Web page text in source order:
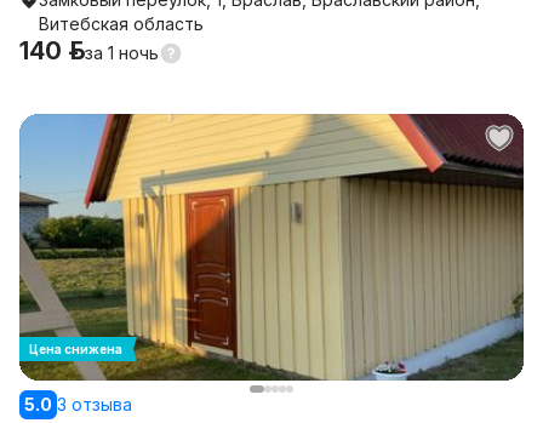
Витебская область
140 р.за 1 ночь
Цена снижена
5.0 3 отзыва